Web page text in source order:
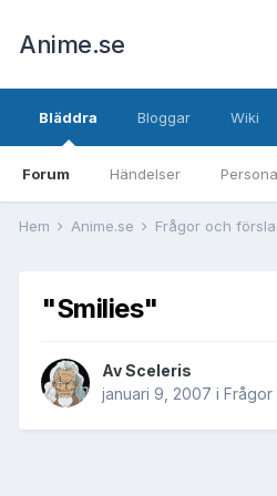
Anime.se
Bläddra
Forum Händelser
Bloggar Wiki
Hem Anime.se Frågor och
"Smilies"
AvSceleris
januari 9, 2007 i Frågor